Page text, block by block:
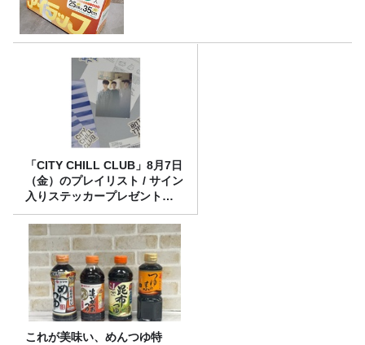
「CITY CHILL CLUB」8月7日
（金）のプレイリスト / サイン
入りステッカープレゼント有
り
これが美味い、めんつゆ特